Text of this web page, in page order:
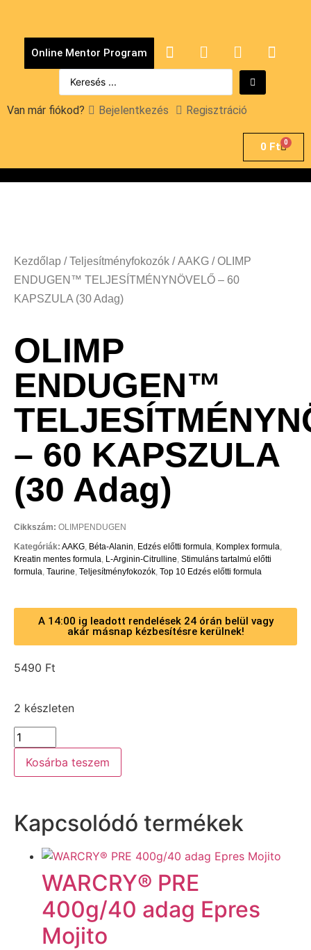
Online Mentor Program
Van már fiókod? Bejelentkezés Regisztráció
0 Ft 0
Kezdőlap /Teljesítményfokozók /AAKG / OLIMP
ENDUGEN™ TELJESÍTMÉNYNÖVELŐ – 60
KAPSZULA (30 Adag)
OLIMP
ENDUGEN™
– 60 KAPSZULA
(30 Adag)
Cikkszám: OLIMPENDUGEN
Kategóriák: AAKG, Béta-Alanin, Edzés előtti formula, Komplex formula,
Kreatin mentes formula, L-Arginin-Citrulline, Stimuláns tartalmú előtti
formula, Taurine, Teljesítményfokozók, Top 10 Edzés előtti formula
A 14:00 ig leadott rendelések 24 órán belül vagy
akár másnap kézbesítésre kerülnek!
5490 Ft
2 készleten
Kosárba teszem
Kapcsolódó termékek
WARCRY® PRE
400g/40 adag Epres
Mojito